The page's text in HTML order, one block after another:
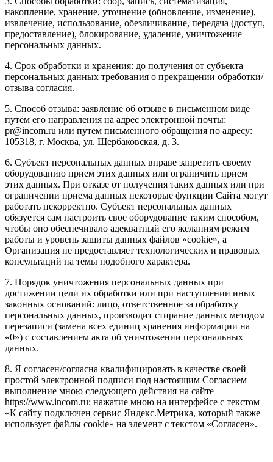
накопление, хранение, уточнение (обновление, изменение),
извлечение, использование, обезличивание, передача (доступ,
предоставление), блокирование, удаление, уничтожение
персональных данных.
4. Срок обработки и хранения: до получения от субъекта
персональных данных требования о прекращении обработки/
отзыва согласия.
5. Способ отзыва: заявление об отзыве в письменном виде
путём его направления на адрес электронной почты:
pr@incom.ru или путем письменного обращения по адресу:
105318, г. Москва, ул. Щербаковская, д. 3.
6. Субъект персональных данных вправе запретить своему
оборудованию прием этих данных или ограничить прием
этих данных. При отказе от получения таких данных или при
ограничении приема данных некоторые функции Сайта могут
работать некорректно. Субъект персональных данных
обязуется сам настроить свое оборудование таким способом,
чтобы оно обеспечивало адекватный его желаниям режим
работы и уровень защиты данных файлов «cookie», а
Организация не предоставляет технологических и правовых
консультаций на темы подобного характера.
7. Порядок уничтожения персональных данных при
достижении цели их обработки или при наступлении иных
законных оснований: лицо, ответственное за обработку
персональных данных, производит стирание данных методом
перезаписи (замена всех единиц хранения информации на
«0») с составлением акта об уничтожении персональных
данных.
8. Я согласен/согласна квалифицировать в качестве своей
простой электронной подписи под настоящим Согласием
выполнение мною следующего действия на сайте
https://www.incom.ru: нажатие мною на интерфейсе с текстом
«К сайту подключен сервис Яндекс.Метрика, который также
использует файлы cookie» на элемент с текстом «Согласен».